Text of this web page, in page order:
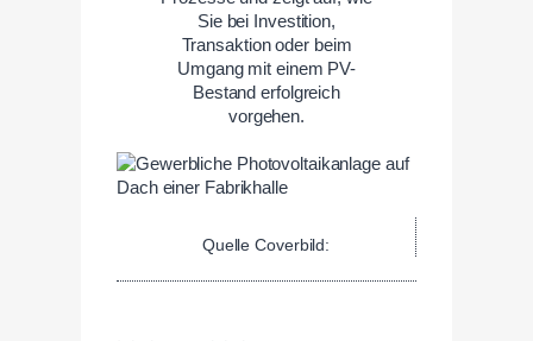
Sie bei Investition,
Transaktion oder beim
Umgang mit einem PV-
Bestand erfolgreich
vorgehen.
Quelle Coverbild: